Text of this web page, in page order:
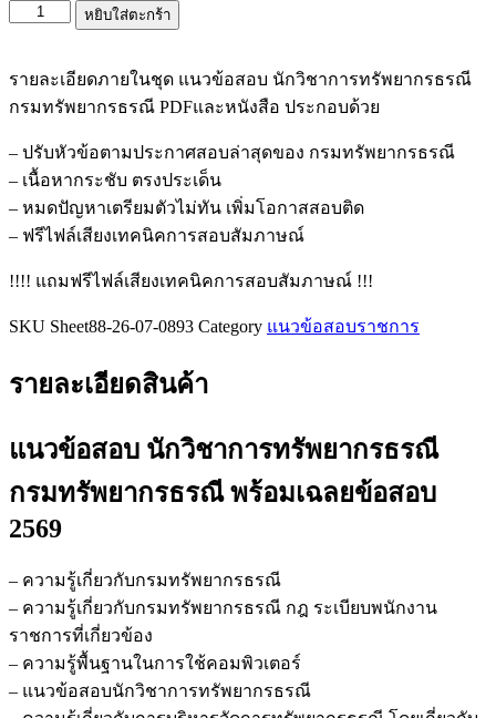
จำนวน
ทรัพยากรธรณี
กรม
ทรัพยากรธรณี
ชิ้น
หยิบใส่ตะกร้า
รายละเอียดภายในชุด แนวข้อสอบ นักวิชาการทรัพยากรธรณี
กรมทรัพยากรธรณี PDFและหนังสือ ประกอบด้วย
– ปรับหัวข้อตามประกาศสอบล่าสุดของ กรมทรัพยากรธรณี
– เนื้อหากระชับ ตรงประเด็น
– หมดปัญหาเตรียมตัวไม่ทัน เพิ่มโอกาสสอบติด
– ฟรีไฟล์เสียงเทคนิคการสอบสัมภาษณ์
!!!! แถมฟรีไฟล์เสียงเทคนิคการสอบสัมภาษณ์ !!!
SKU Sheet88-26-07-0893 Category แนวข้อสอบราชการ
รายละเอียดสินค้า
แนวข้อสอบ นักวิชาการทรัพยากรธรณี
กรมทรัพยากรธรณีพร้อมเฉลยข้อสอบ
2569
– ความรู้เกี่ยวกับกรมทรัพยากรธรณี
– ความรู้เกี่ยวกับกรมทรัพยากรธรณี กฎ ระเบียบพนักงาน
ราชการที่เกี่ยวข้อง
– ความรู้พื้นฐานในการใช้คอมพิวเตอร์
– แนวข้อสอบนักวิชาการทรัพยากรธรณี